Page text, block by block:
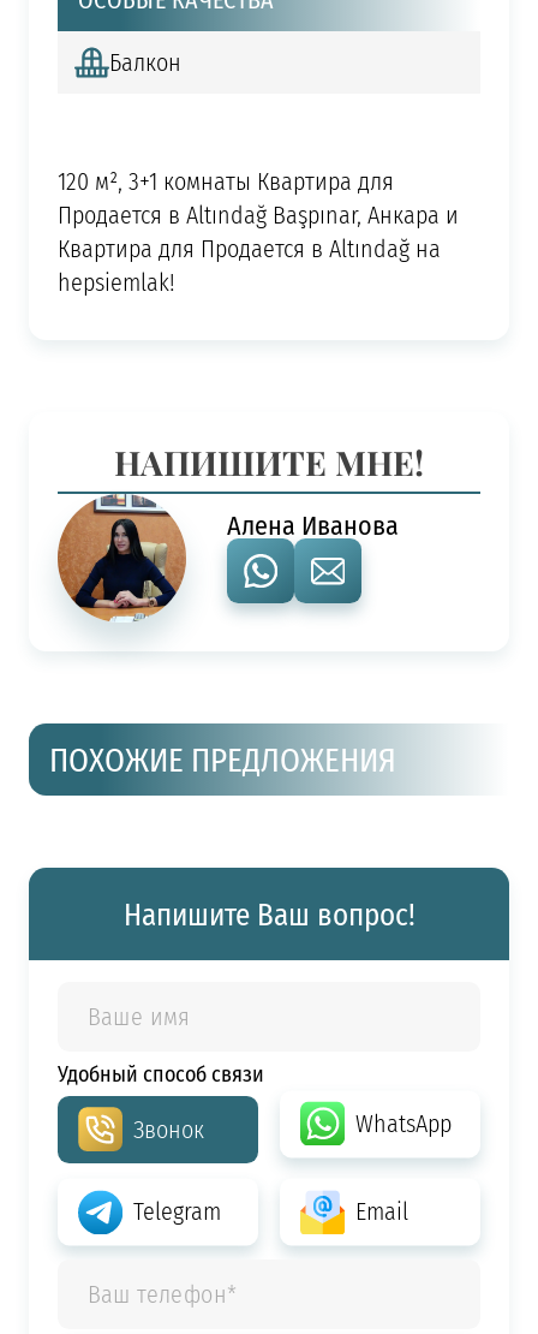
Балкон
120 м², 3+1 комнаты Квартира для
Продается в Altındağ Başpınar, Анкара и
Квартира для Продается в Altındağ на
hepsiemlak!
НАПИШИТЕ МНЕ!
Алена Иванова
ПОХОЖИЕ ПРЕДЛОЖЕНИЯ
Напишите Ваш вопрос!
Удобный способ связи
Звонок WhatsApp
Telegram Email